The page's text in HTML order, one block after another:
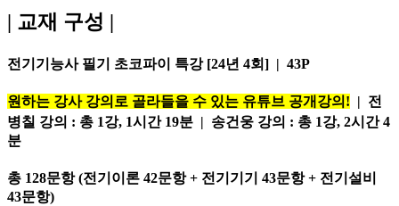
| 교재 구성 |
전기기능사 필기 초코파이 특강 [24년 4회] | 43P
원하는 강사 강의로 골라들을 수 있는 유튜브 공개강의! | 전
병칠 강의 : 총 1강, 1시간 19분 | 송건웅 강의 : 총 1강, 2시간 4
분
총 128문항 (전기이론 42문항 + 전기기기 43문항 + 전기설비
43문항)